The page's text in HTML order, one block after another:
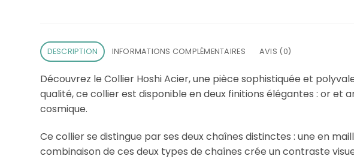
DESCRIPTION INFORMATIONS COMPLÉMENTAIRES AVIS (0)
Découvrez le Collier Hoshi Acier, une pièce sophistiquée et
qualité, ce collier est disponible en deux finitions élégantes : or et
cosmique.
Ce collier se distingue par ses deux chaînes distinctes : une en
combinaison de ces deux types de chaînes crée un contraste